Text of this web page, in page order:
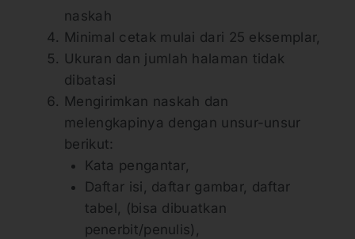
naskah
Minimal cetak mulai dari 25 eksemplar,
Ukuran dan jumlah halaman tidak
dibatasi
Mengirimkan naskah dan
melengkapinya dengan unsur-unsur
berikut:
Kata pengantar,
Daftar isi, daftar gambar, daftar
tabel, (bisa dibuatkan
penerbit/penulis),